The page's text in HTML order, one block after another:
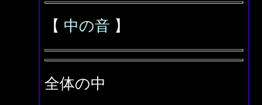
【 中の音 】
全体の中